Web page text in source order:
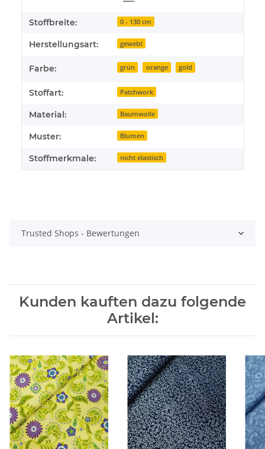
Stoffbreite: 0 - 130 cm
Herstellungsart: gewebt
Farbe: grün orange gold
Stoffart: Patchwork
Material: Baumwolle
Muster: Blumen
Stoffmerkmale: nicht elastisch
Trusted Shops - Bewertungen
Kunden kauften dazu folgende
Artikel: